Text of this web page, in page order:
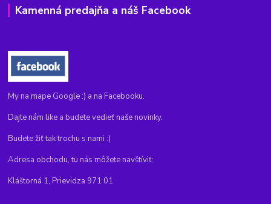
Kamenná predajňa a náš Facebook
My na mape Google :) a na Facebooku.
Dajte nám like a budete vedieť naše novinky.
Budete žiť tak trochu s nami :)
Adresa obchodu, tu nás môžete navštíviť:
Kláštorná 1, Prievidza 971 01